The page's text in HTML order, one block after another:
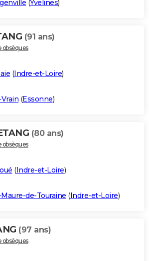
(Yvelines)
(91 ans)
(Indre-et-Loire)
(Essonne)
(80 ans)
(Indre-et-Loire)
de-Touraine (Indre-et-Loire)
(97 ans)